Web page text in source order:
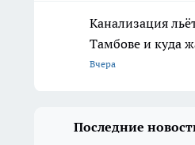
Канализация
Тамбове и куда
Вчера
Последние